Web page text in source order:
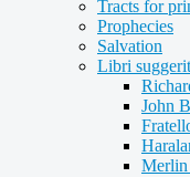
Tracts for
Prophecies
Salvation
Libri
John
Merlin